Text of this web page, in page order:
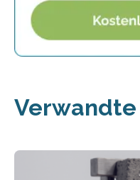
Verwandte